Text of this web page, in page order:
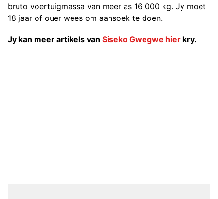
bruto voertuigmassa van meer as 16 000 kg. Jy moet
18 jaar of ouer wees om aansoek te doen.
Jy kan meer artikels van Siseko Gwegwe hier kry.